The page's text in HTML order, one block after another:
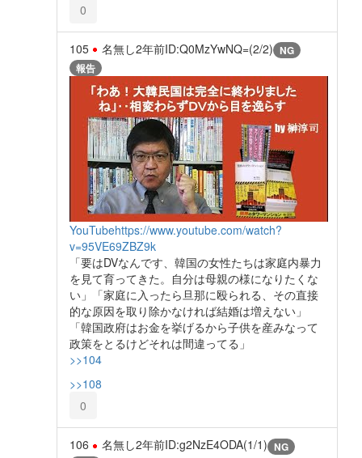
0
105 名無し2年前ID:Q0MzYwNQ=(2/2) NG
報告
YouTubehttps://www.youtube.com/watch?
v=95VE69ZBZ9k
「要はDVなんです、韓国の女性たちは家庭内暴力
を見て育ってきた。自分は母親の様になりたくな
い」「家庭に入ったら旦那に殴られる、その直接
的な原因を取り除かなければ結婚は増えない」
「韓国政府はお金を挙げるから子供を産みなって
政策をとるけどそれは間違ってる」
>>104
>>108
0
106 名無し2年前ID:g2NzE4ODA(1/1) NG